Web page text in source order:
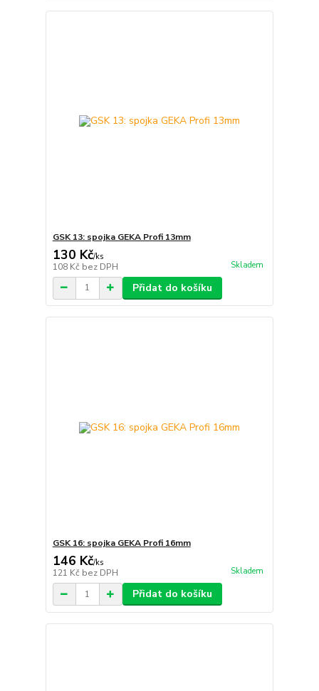
GSK 13: spojka GEKA Profi 13mm
130 Kč/ks
108 Kč bez DPH Skladem
Přidat do košíku
GSK 16: spojka GEKA Profi 16mm
146 Kč/ks
121 Kč bez DPH Skladem
Přidat do košíku